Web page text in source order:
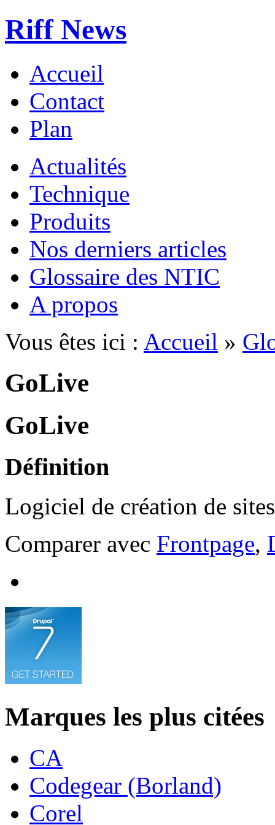
Riff News
Accueil
Contact
Plan
Actualités
Technique
Produits
Nos derniers articles
Glossaire des NTIC
A propos
Vous êtes ici : Accueil »
GoLive
GoLive
Définition
Logiciel de création de
Comparer avec Frontpage,
Marques les plus citées
CA
Codegear (Borland)
Corel